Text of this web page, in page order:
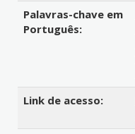
Palavras-chave em
Português:
Link de acesso: